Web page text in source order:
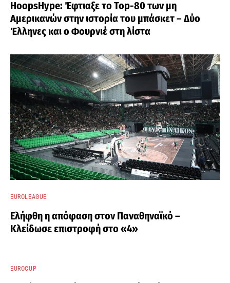
HoopsHype: Έφτιαξε το Top-80 των μη
Αμερικανών στην ιστορία του μπάσκετ – Δύο
Έλληνες και ο Φουρνιέ στη λίστα
EUROLEAGUE
Ελήφθη η απόφαση στον Παναθηναϊκό –
Κλείδωσε επιστροφή στο «4»
EUROCUP